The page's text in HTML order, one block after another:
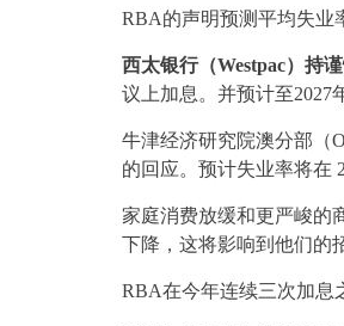
RBA的声明预测平均失业
西太银行（Westpac）持
议上加息。并预计至2027
牛津经济研究院澳分部（
的回应。预计失业率将在
家庭消费放缓和更严峻的
下降，这将影响到他们的
RBA在今年连续三次加息